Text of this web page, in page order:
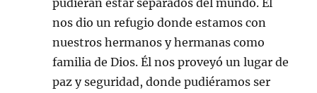
nos dio un refugio donde estamos con
nuestros hermanos y hermanas como
familia de Dios. Él nos proveyó un lugar de
paz y seguridad, donde pudiéramos ser